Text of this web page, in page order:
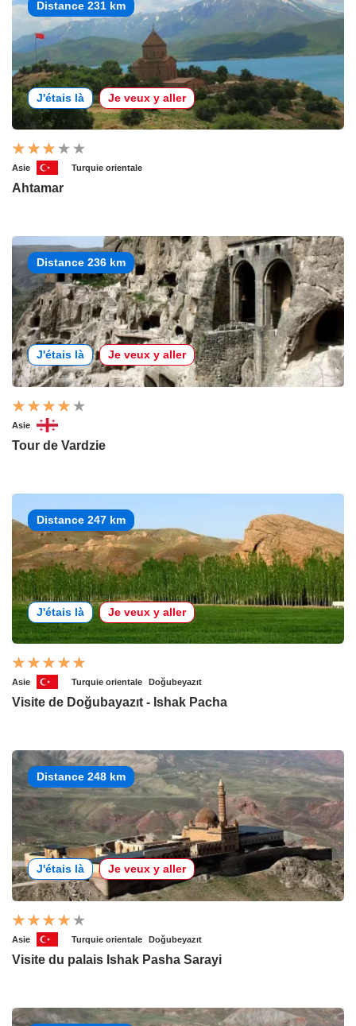
Distance 231 km
J'étais là Je veux y aller
Asie Turquie orientale
Ahtamar
Distance 236 km
J'étais là Je veux y aller
Asie
Tour de Vardzie
Distance 247 km
J'étais là Je veux y aller
Asie Turquie orientale Doğubeyazıt
Visite de Doğubayazıt - Ishak Pacha
Distance 248 km
J'étais là Je veux y aller
Asie Turquie orientale Doğubeyazıt
Visite du palais Ishak Pasha Sarayi